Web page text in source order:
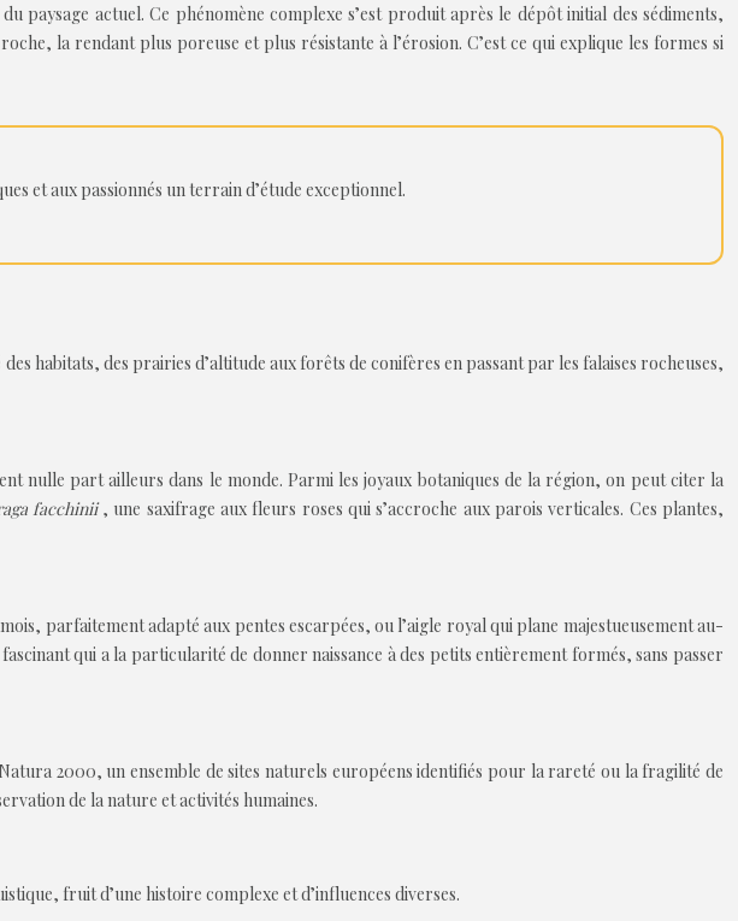
actuel. Ce phénomène complexe s’est produit après le dépôt initial des sédiments,
la rendant plus poreuse et plus résistante à l’érosion. C’est ce qui explique les formes si
et aux passionnés un terrain d’étude exceptionnel.
habitats, des prairies d’altitude aux forêts de conifères en passant par les falaises rocheuses,
nulle part ailleurs dans le monde. Parmi les joyaux botaniques de la région, on peut citer la
facchinii, une saxifrage aux fleurs roses qui s’accroche aux parois verticales. Ces plantes,
parfaitement adapté aux pentes escarpées, ou l’aigle royal qui plane majestueusement au-
qui a la particularité de donner naissance à des petits entièrement formés, sans passer
2000, un ensemble de sites naturels européens identifiés pour la rareté ou la fragilité de
de la nature et activités humaines.
fruit d’une histoire complexe et d’influences diverses.